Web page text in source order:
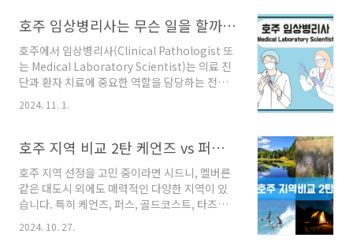
장점이 있습니다.주요 캐릭터:A..
정 (Bachelor's Degree)학사 과정은 임상병리
사로서의 기본적인 지식과 실무 능력을 배양하는
데 중점을 둡니다.Laboratory Medicine: 임상
병리학에 직접적으로 관련된 과목과 실습을 중심
으로 구성됩니다. 임상병리사로서의 실무 능력
향상에 초점을 맞춥니다.Biomedical Science:
등 다..
호주 임상병리사는 무슨 일을 할까? 자격요건과 근무환경
호주에서 임상병리사(Clinical Pathologist 또
는 Medical Laboratory Scientist)는 의료 진
단과 환자 치료에 중요한 역할을 담당하는 전문
고, 그 결과를 분석하여 의사와 다른 의료 전문가
료 계획 수립에 기여합니다. 아래에서는 임상병
리사의 역할과 관련된 학과에서 배우는 내용을
자세히 설명하겠습니다.호주 임상병리사는 무슨
일을 할까? 자격요건과 근무환경1. 임상병리사
란?주요 역할 및 업무 진단 검사 수행: 혈액, 소변,
조직, 체액 등 다양한 생체 시료를 분석하여 질병
2024. 11. 1.
호주 지역 비교 2탄 케언즈 vs 퍼스 vs 골드코스트 vs 타즈매니아
호주 지역 선정을 고민 중이라면 시드니, 멜버른
같은 대도시 외에도 매력적인 다양한 지역이 있
습니다. 특히 케언즈, 퍼스, 골드코스트, 타즈마
니아는 대도시와 다른 매력을 느낄 수 있는 곳으
로 도시 생활을 좋아하지 않는 분들에게 인기가
2024. 10. 27.